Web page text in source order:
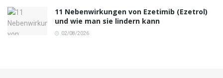
11 Nebenwirkungen von Ezetimib (Ezetrol)
und wie man sie lindern kann
02/08/2026